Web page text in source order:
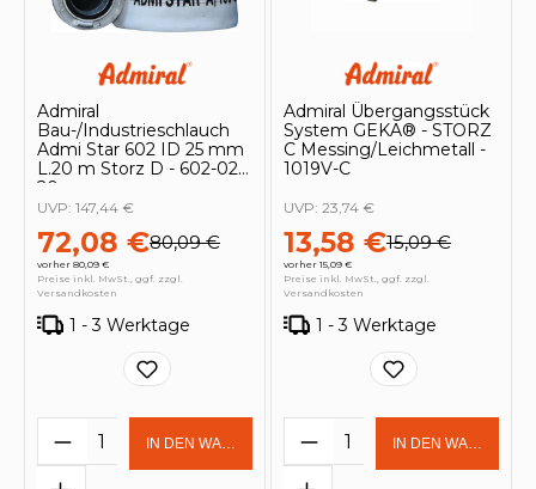
Admiral
Bau-/Industrieschlauch
Admi Star 602 ID 25 mm
L.20 m Storz D - 602-025-
20
72,08 €80,09 €
vorher 80,09 €
UVP: 147,44 €
Preise inkl. MwSt., ggf. zzgl.
Versandkosten
1 - 3 Werktage
Produkt Anzahl: Gib den
IN DEN WARENKORB
Admiral Übergangsstück
System GEKA® - STORZ
C Messing/Leichmetall -
1019V-C
13,58 €15,09 €
vorher 15,09 €
UVP: 23,74 €
Preise inkl. MwSt., ggf. zzgl.
Versandkosten
1 - 3 Werktage
Produkt Anzahl:
IN DEN